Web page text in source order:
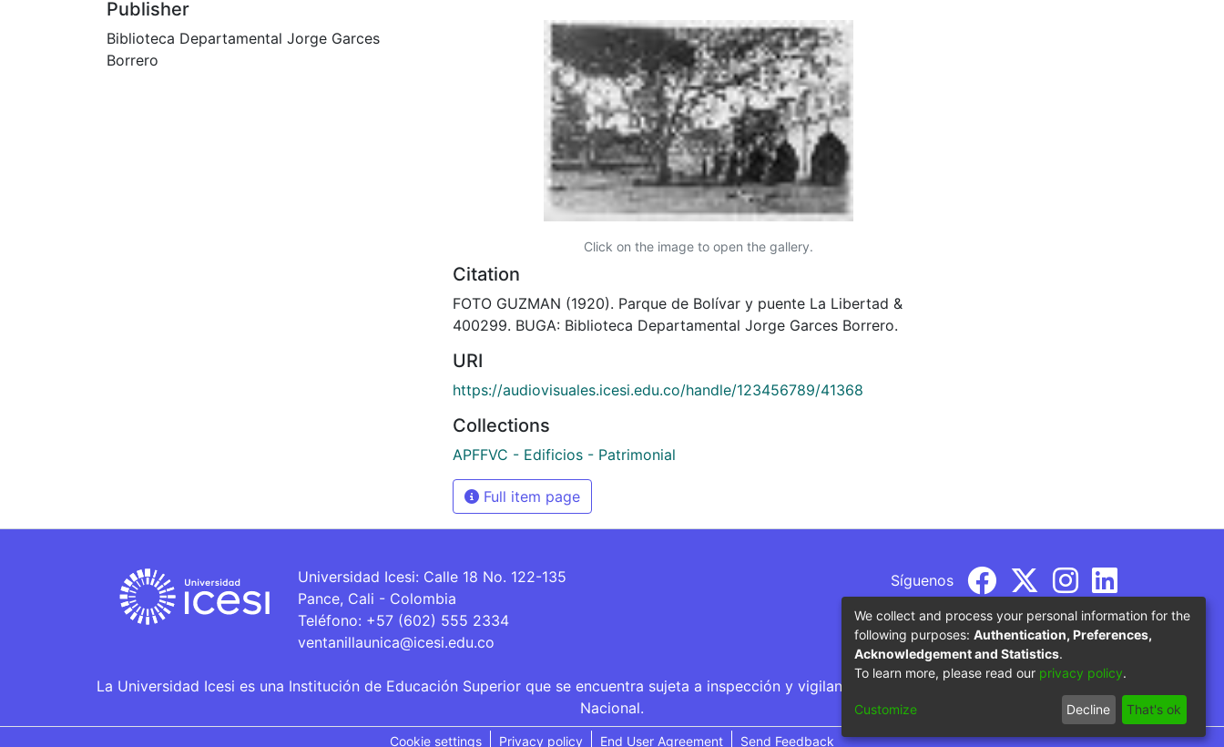
Publisher
Biblioteca Departamental Jorge Garces
Borrero
Click on the image to open the gallery.
Citation
FOTO GUZMAN (1920). Parque de Bolívar y puente La Libertad &
400299. BUGA: Biblioteca Departamental Jorge Garces Borrero.
URI
https://audiovisuales.icesi.edu.co/handle/123456789/41368
Collections
APFFVC - Edificios - Patrimonial
Full item page
Universidad Icesi: Calle 18 No. 122-135
Pance, Cali - Colombia
Teléfono: +57 (602) 555 2334
ventanillaunica@icesi.edu.co
Síguenos
La Universidad Icesi es una Institución de Educación Superior que se encuentra sujeta a inspección y vigilancia por parte del Ministerio de Educación
Nacional.
Cookie settings Privacy policy End User Agreement Send Feedback
We collect and process your personal information for the
following purposes: Authentication, Preferences,
Acknowledgement and Statistics.
To learn more, please read our privacy policy.
Customize Decline That's ok